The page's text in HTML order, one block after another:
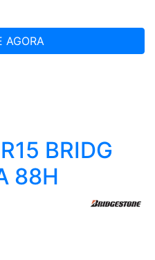
AGORA
BRIDG
88H